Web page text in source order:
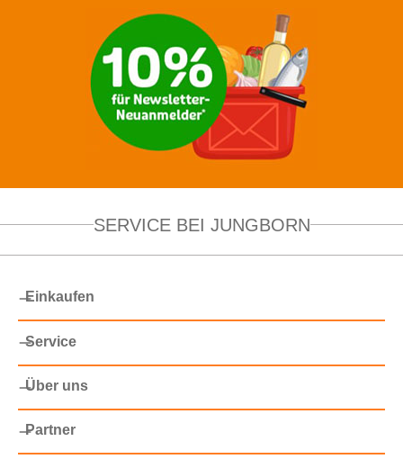
SERVICE BEI JUNGBORN
Einkaufen
Service
Über uns
Partner